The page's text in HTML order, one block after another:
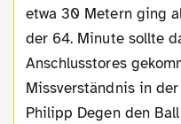
etwa 30 Metern ging
der 64. Minute sollte
Anschlusstores
Missverständnis in
Philipp Degen den